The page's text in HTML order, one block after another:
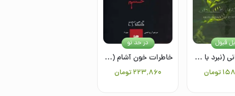
دزد شیطانی (نبرد با شیاطین 2)
تومان
قبول
خاطرات خون آشام (3): خشم
۲۲۳٬۸۶۰تومان
در حد نو